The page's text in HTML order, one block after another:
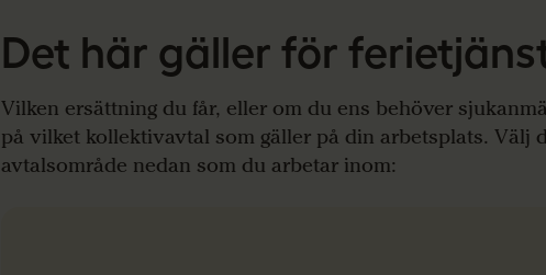
Det här gäller för
Vilken ersättning du får, eller om du ens behöver
på vilket kollektivavtal som gäller på din arbetsplats. Välj
avtalsområde nedan som du arbetar inom: